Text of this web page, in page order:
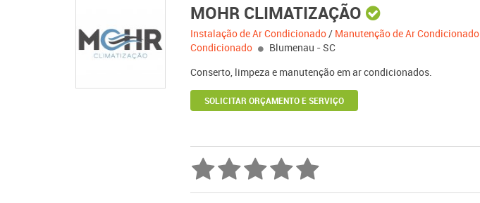
MOHR CLIMATIZAÇÃO
Instalação de Ar Condicionado/ Manutenção de Ar Condicionado
Condicionado
Blumenau - SC
Conserto, limpeza e manutenção em ar condicionados.
SOLICITAR ORÇAMENTO E SERVIÇO